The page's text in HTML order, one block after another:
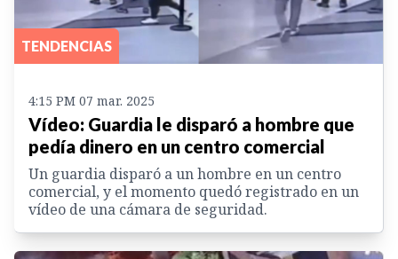
TENDENCIAS
4:15 PM 07 mar. 2025
Vídeo: Guardia le disparó a hombre que
pedía dinero en un centro comercial
Un guardia disparó a un hombre en un centro
comercial, y el momento quedó registrado en un
vídeo de una cámara de seguridad.